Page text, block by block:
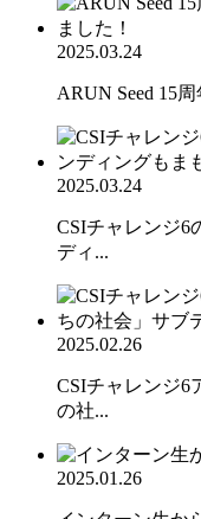
2025.03.24
ARUN Seed 15
2025.03.24
CSIチャレンジ6
ディ...
2025.02.26
CSIチャレンジ6
の社...
2025.01.26